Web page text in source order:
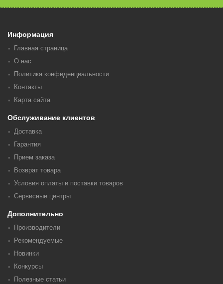
Информация
Главная страница
О нас
Политика конфиденциальности
Контакты
Карта сайта
Обслуживание клиентов
Доставка
Гарантия
Прием заказа
Возврат товара
Условия оплаты и поставки товаров
Сервисные центры
Дополнительно
Производители
Рекомендуемые
Новинки
Конкурсы
Полезные статьи